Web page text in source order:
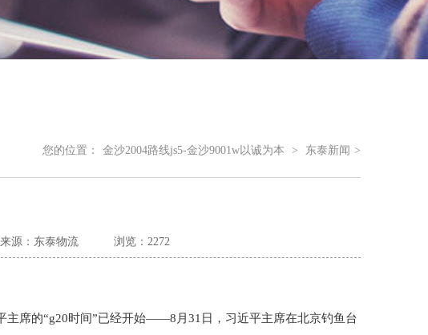
您的位置： 金沙2004路线js5-金沙9001w以诚为本 > 东泰新闻 >
来源：东泰物流 浏览：2272
主席的“g20时间”已经开始——8月31日，习近平主席在北京钓鱼台